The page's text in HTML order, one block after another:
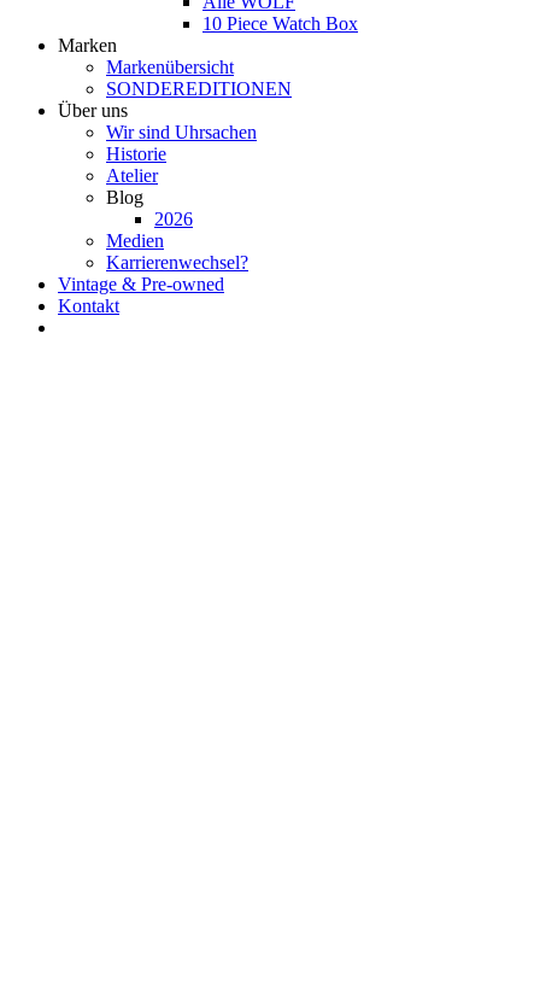
10 Piece Watch Box
Marken
Markenübersicht
SONDEREDITIONEN
Über uns
Wir sind Uhrsachen
Historie
Atelier
Blog
2026
Medien
Karrierenwechsel?
Vintage & Pre-owned
Kontakt